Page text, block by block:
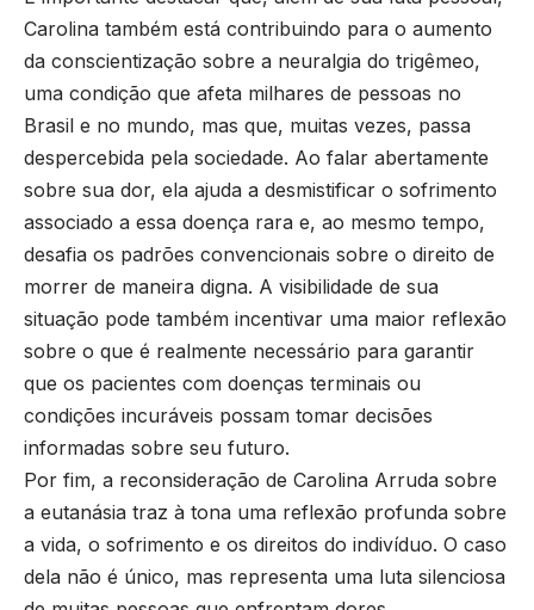
Carolina também está contribuindo para o aumento
da conscientização sobre a neuralgia do trigêmeo,
uma condição que afeta milhares de pessoas no
Brasil e no mundo, mas que, muitas vezes, passa
despercebida pela sociedade. Ao falar abertamente
sobre sua dor, ela ajuda a desmistificar o sofrimento
associado a essa doença rara e, ao mesmo tempo,
desafia os padrões convencionais sobre o direito de
morrer de maneira digna. A visibilidade de sua
situação pode também incentivar uma maior reflexão
sobre o que é realmente necessário para garantir
que os pacientes com doenças terminais ou
condições incuráveis possam tomar decisões
informadas sobre seu futuro.
Por fim, a reconsideração de Carolina Arruda sobre
a eutanásia traz à tona uma reflexão profunda sobre
a vida, o sofrimento e os direitos do indivíduo. O caso
dela não é único, mas representa uma luta silenciosa